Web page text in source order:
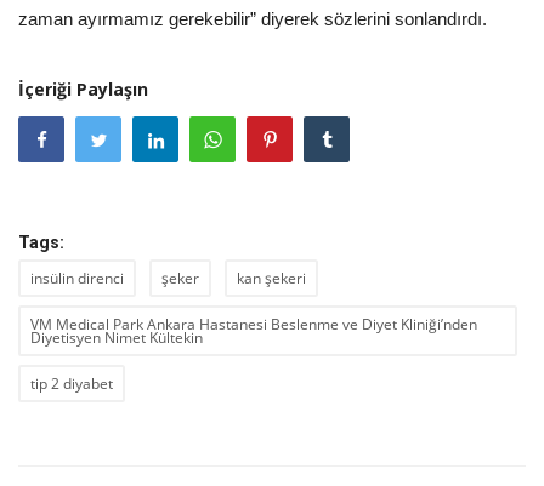
zaman ayırmamız gerekebilir” diyerek sözlerini sonlandırdı.
İçeriği Paylaşın
Tags:
insülin direnci şeker kan şekeri
VM Medical Park Ankara Hastanesi Beslenme ve Diyet Kliniği’nden
Diyetisyen Nimet Kültekin
tip 2 diyabet